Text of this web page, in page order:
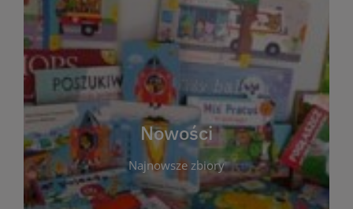
Nowości
Najnowsze zbiory
W tej sekcji prezentujemy najnowsze książki,
audiobooki oraz filmy, które właśnie trafiły do
zbiorów Miejskiej Biblioteki Publicznej w
Starachowicach. Regularnie aktualizujemy listę,
aby Czytelnicy mogli na bieżąco odkrywać świeże
tytuły i najciekawsze premiery wydawnicze. Każda
pozycja opatrzona jest krótkim opisem i
informacją o dostępności w katalogu. Zachęcamy
do częstych odwiedzin – nowości pojawiają się